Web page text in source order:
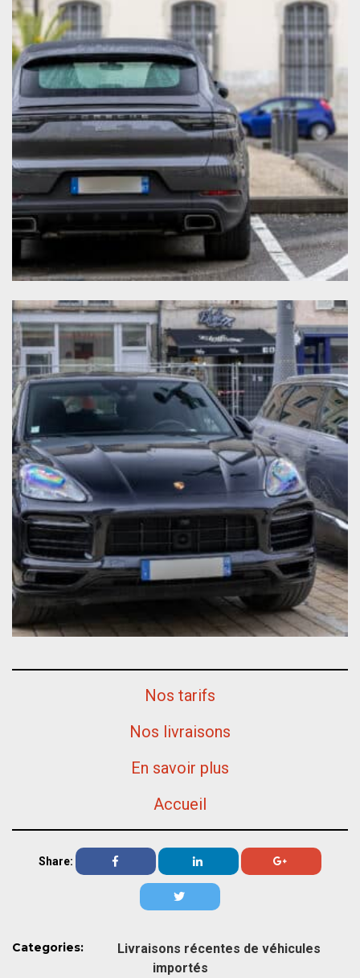
Nos tarifs
Nos livraisons
En savoir plus
Accueil
Share:
Categories:
Livraisons récentes de véhicules
importés